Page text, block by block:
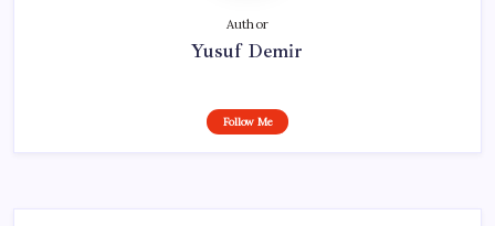
Author
Yusuf Demir
Follow Me